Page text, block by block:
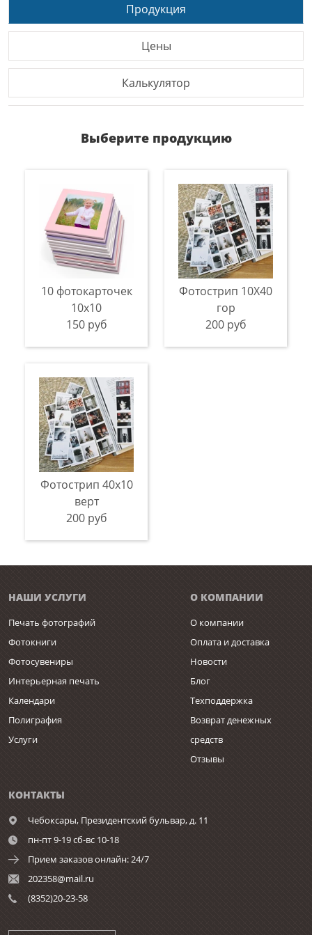
Продукция
Цены
Калькулятор
Выберите продукцию
10 фотокарточек
10х10
150 руб
Фотострип 10Х40
гор
200 руб
Фотострип 40x10
верт
200 руб
НАШИ УСЛУГИ
Печать фотографий
Фотокниги
Фотосувениры
Интерьерная печать
Календари
Полиграфия
Услуги
О КОМПАНИИ
О компании
Оплата и доставка
Новости
Блог
Техподдержка
Возврат денежных
средств
Отзывы
КОНТАКТЫ
Чебоксары, Президентский бульвар, д. 11
пн-пт 9-19 сб-вс 10-18
Прием заказов онлайн: 24/7
202358@mail.ru
(8352)20-23-58